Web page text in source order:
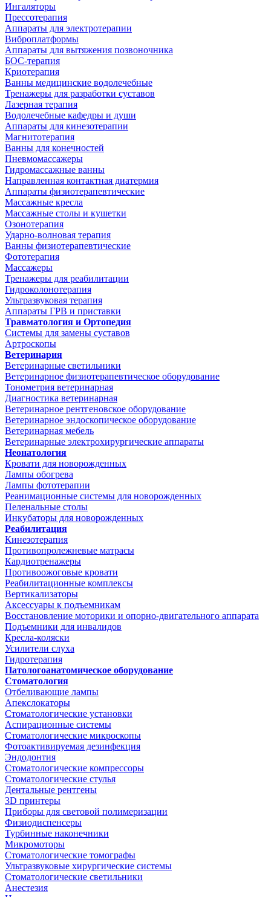
Ингаляторы
Прессотерапия
Аппараты для электротерапии
Виброплатформы
Аппараты для вытяжения позвоночника
БОС-терапия
Криотерапия
Ванны медицинские водолечебные
Тренажеры для разработки суставов
Лазерная терапия
Водолечебные кафедры и души
Аппараты для кинезотерапии
Магнитотерапия
Ванны для конечностей
Пневмомассажеры
Гидромассажные ванны
Направленная контактная диатермия
Аппараты физиотерапевтические
Массажные кресла
Массажные столы и кушетки
Озонотерапия
Ударно-волновая терапия
Ванны физиотерапевтические
Фототерапия
Массажеры
Тренажеры для реабилитации
Гидроколонотерапия
Ультразвуковая терапия
Аппараты ГРВ и приставки
Травматология и Ортопедия
Системы для замены суставов
Артроскопы
Ветеринария
Ветеринарные светильники
Ветеринарное физиотерапевтическое оборудование
Тонометрия ветеринарная
Диагностика ветеринарная
Ветеринарное рентгеновское оборудование
Ветеринарное эндоскопическое оборудование
Ветеринарная мебель
Ветеринарные электрохирургические аппараты
Неонатология
Кровати для новорожденных
Лампы обогрева
Лампы фототерапии
Реанимационные системы для новорожденных
Пеленальные столы
Инкубаторы для новорожденных
Реабилитация
Кинезотерапия
Противопролежневые матрасы
Кардиотренажеры
Противоожоговые кровати
Реабилитационные комплексы
Вертикализаторы
Аксессуары к подъемникам
Восстановление моторики и опорно-двигательного аппарата
Подъемники для инвалидов
Кресла-коляски
Усилители слуха
Гидротерапия
Патологоанатомическое оборудование
Стоматология
Отбеливающие лампы
Апекслокаторы
Стоматологические установки
Аспирационные системы
Стоматологические микроскопы
Фотоактивируемая дезинфекция
Эндодонтия
Стоматологические компрессоры
Стоматологические стулья
Дентальные рентгены
3D принтеры
Приборы для световой полимеризации
Физиодиспенсеры
Турбинные наконечники
Микромоторы
Стоматологические томографы
Ультразвуковые хирургические системы
Стоматологические светильники
Анестезия